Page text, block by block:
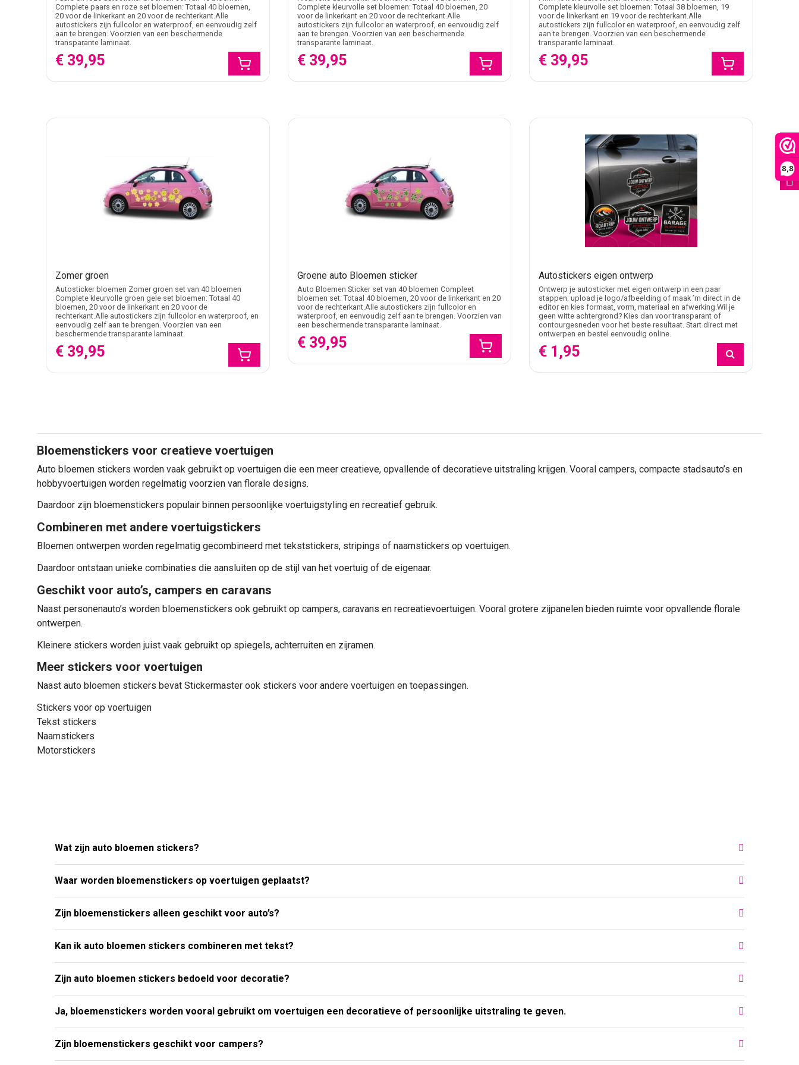
8,8
Complete paars en roze set bloemen: Totaal 40 bloemen,
20 voor de linkerkant en 20 voor de rechterkant.Alle
autostickers zijn fullcolor en waterproof, en eenvoudig zelf
aan te brengen. Voorzien van een beschermende
transparante laminaat.
€ 39,95
Complete kleurvolle set bloemen: Totaal 40 bloemen, 20
voor de linkerkant en 20 voor de rechterkant.Alle
autostickers zijn fullcolor en waterproof, en eenvoudig zelf
aan te brengen. Voorzien van een beschermende
transparante laminaat.
€ 39,95
Complete kleurvolle set bloemen: Totaal 38 bloemen, 19
voor de linkerkant en 19 voor de rechterkant.Alle
autostickers zijn fullcolor en waterproof, en eenvoudig zelf
aan te brengen. Voorzien van een beschermende
transparante laminaat.
€ 39,95
Zomer groen
Autosticker bloemen Zomer groen set van 40 bloemen
Complete kleurvolle groen gele set bloemen: Totaal 40
bloemen, 20 voor de linkerkant en 20 voor de
rechterkant.Alle autostickers zijn fullcolor en waterproof, en
eenvoudig zelf aan te brengen. Voorzien van een
beschermende transparante laminaat.
€ 39,95
Groene auto Bloemen sticker
Auto Bloemen Sticker set van 40 bloemen Compleet
bloemen set: Totaal 40 bloemen, 20 voor de linkerkant en 20
voor de rechterkant.Alle autostickers zijn fullcolor en
waterproof, en eenvoudig zelf aan te brengen. Voorzien van
een beschermende transparante laminaat.
€ 39,95
Autostickers eigen ontwerp
Ontwerp je autosticker met eigen ontwerp in een paar
stappen: upload je logo/afbeelding of maak ’m direct in de
editor en kies formaat, vorm, materiaal en afwerking.Wil je
geen witte achtergrond? Kies dan voor transparant of
contourgesneden voor het beste resultaat. Start direct met
ontwerpen en bestel eenvoudig online.
€ 1,95
Bloemenstickers voor creatieve voertuigen
Auto bloemen stickers worden vaak gebruikt op voertuigen die een meer creatieve, opvallende of decoratieve uitstraling krijgen. Vooral campers, compacte stadsauto’s en
hobbyvoertuigen worden regelmatig voorzien van florale designs.
Daardoor zijn bloemenstickers populair binnen persoonlijke voertuigstyling en recreatief gebruik.
Combineren met andere voertuigstickers
Bloemen ontwerpen worden regelmatig gecombineerd met tekststickers, stripings of naamstickers op voertuigen.
Daardoor ontstaan unieke combinaties die aansluiten op de stijl van het voertuig of de eigenaar.
Geschikt voor auto’s, campers en caravans
Naast personenauto’s worden bloemenstickers ook gebruikt op campers, caravans en recreatievoertuigen. Vooral grotere zijpanelen bieden ruimte voor opvallende florale
ontwerpen.
Kleinere stickers worden juist vaak gebruikt op spiegels, achterruiten en zijramen.
Meer stickers voor voertuigen
Naast auto bloemen stickers bevat Stickermaster ook stickers voor andere voertuigen en toepassingen.
Stickers voor op voertuigen
Tekst stickers
Naamstickers
Motorstickers
Wat zijn auto bloemen stickers?
Waar worden bloemenstickers op voertuigen geplaatst?
Zijn bloemenstickers alleen geschikt voor auto’s?
Kan ik auto bloemen stickers combineren met tekst?
Zijn auto bloemen stickers bedoeld voor decoratie?
Ja, bloemenstickers worden vooral gebruikt om voertuigen een decoratieve of persoonlijke uitstraling te geven.
Zijn bloemenstickers geschikt voor campers?
FILTER